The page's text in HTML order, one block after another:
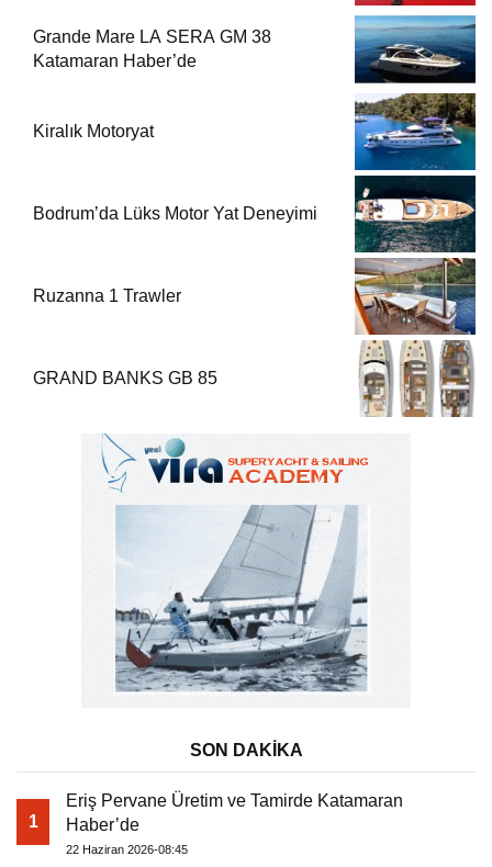
Grande Mare LA SERA GM 38
Katamaran Haber’de
Kiralık Motoryat
Bodrum’da Lüks Motor Yat Deneyimi
Ruzanna 1 Trawler
GRAND BANKS GB 85
SON DAKİKA
1
Eriş Pervane Üretim ve Tamirde Katamaran
Haber’de
22 Haziran 2026-08:45